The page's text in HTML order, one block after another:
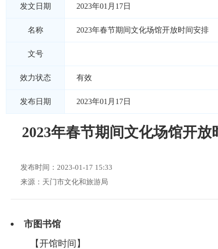
发文日期 2023年01月17日
名称 2023年春节期间文化场馆开放时间安排
文号
效力状态 有效
发布日期 2023年01月17日
2023年春节期间文化场馆开放
发布时间：2023-01-17 15:33
来源：天门市文化和旅游局
市图书馆
【开馆时间】